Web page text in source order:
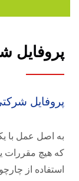
پروفایل
پروفایل
به اصل عمل با
که هیچ مقررات
استفاده از